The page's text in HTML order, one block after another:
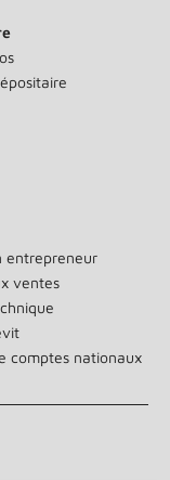
entrepreneur
ventes
comptes nationaux